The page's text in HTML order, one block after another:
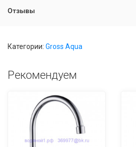
Отзывы
Категории: Gross Aqua
Рекомендуем